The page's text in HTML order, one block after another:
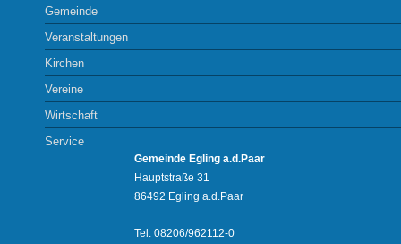
Gemeinde
Veranstaltungen
Kirchen
Vereine
Wirtschaft
Service
Gemeinde Egling a.d.Paar
Hauptstraße 31
86492 Egling a.d.Paar
Tel: 08206/962112-0